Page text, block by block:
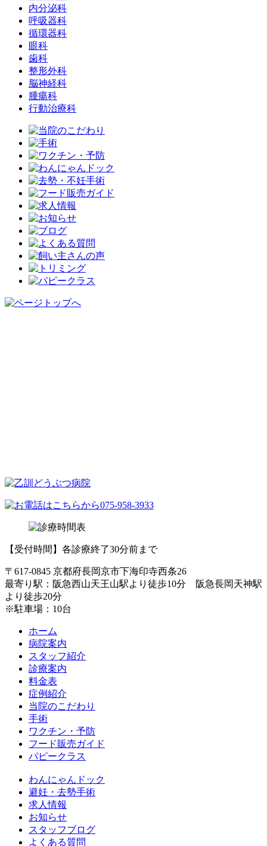
内分泌科
呼吸器科
循環器科
眼科
歯科
整形外科
脳神経科
腫瘍科
行動治療科
【受付時間】各診療終了30分前まで
〒617-0845 京都府長岡京市下海印寺西条26
最寄り駅：阪急西山天王山駅より徒歩10分 阪急長岡天神駅
より徒歩20分
※駐車場：10台
ホーム
病院案内
スタッフ紹介
診療案内
料金表
症例紹介
当院のこだわり
手術
ワクチン・予防
フード販売ガイド
パピークラス
わんにゃんドック
避妊・去勢手術
求人情報
お知らせ
スタッフブログ
よくある質問